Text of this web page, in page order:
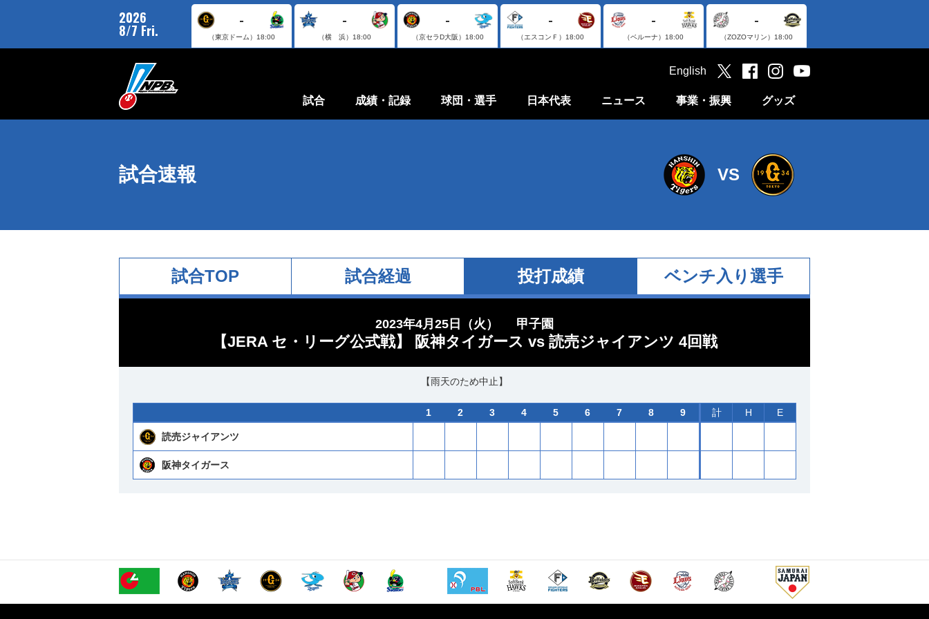
2026
8/7 Fri.
-
（東京ドーム） 18:00
-
（横 浜） 18:00
-
（京セラD大阪） 18:00
-
（エスコンＦ） 18:00
-
（ベルーナ） 18:00
-
（ZOZOマリン） 18:00
試合 成績・記録 球団・選手 日本代表 ニュース 事業・振興 グッズ
English
試合速報 VS
試合TOP 試合経過 投打成績 ベンチ入り選手
2023年4月25日（火） 甲子園
【JERA セ・リーグ公式戦】 阪神タイガース vs 読売ジャイアンツ 4回戦
【雨天のため中止】
1 2 3 4 5 6 7 8 9 計 H E
読売ジャイアンツ
阪神タイガース